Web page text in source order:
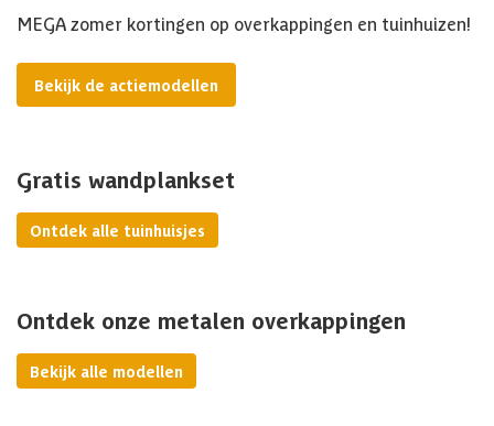
MEGA zomer kortingen op overkappingen en tuinhuizen!
Bekijk de actiemodellen
Gratis wandplankset
Ontdek alle tuinhuisjes
Ontdek onze metalen overkappingen
Bekijk alle modellen